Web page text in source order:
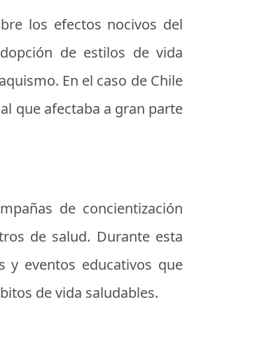
los efectos nocivos del
de estilos de vida
En el caso de Chile
que afectaba a gran parte
de concientización
de salud. Durante esta
y eventos educativos que
de vida saludables.